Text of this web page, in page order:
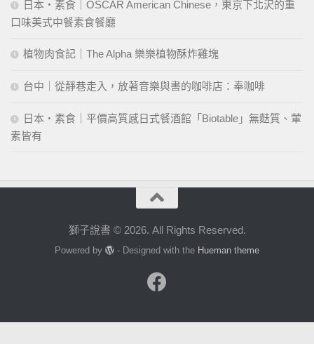
日本・素食｜OSCAR American Chinese，東京下北沢的重
口味美式中餐素食餐廳
植物肉食記｜The Alpha 樂樂植物酥炸雞塊
台中｜從靜巷走入，放著音樂與書的咖啡店：奉咖啡
日本・素食｜平價高質感日式餐酒館「Biotable」無麩質、葷
素皆有
獅子說書 © 2026. All Rights Reserved.
Powered by - Designed with the Hueman theme